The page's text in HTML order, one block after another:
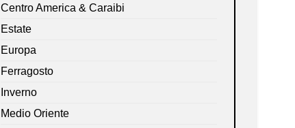
Centro America & Caraibi
Estate
Europa
Ferragosto
Inverno
Medio Oriente